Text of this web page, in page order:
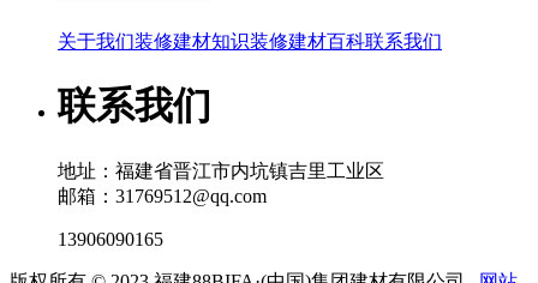
关于我们装修建材知识装修建材百科联系我们
联系我们
地址：福建省晋江市内坑镇吉里工业区
邮箱：31769512@qq.com
13906090165